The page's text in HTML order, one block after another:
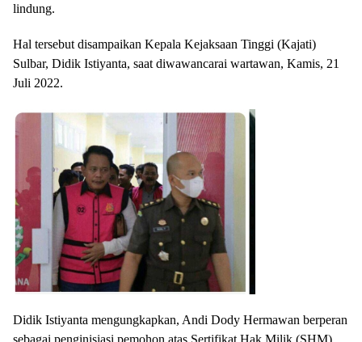
lindung.
Hal tersebut disampaikan Kepala Kejaksaan Tinggi (Kajati)
Sulbar, Didik Istiyanta, saat diwawancarai wartawan, Kamis, 21
Juli 2022.
Didik Istiyanta mengungkapkan, Andi Dody Hermawan berperan